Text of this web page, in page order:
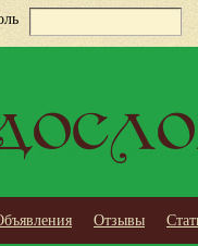
Отзывы